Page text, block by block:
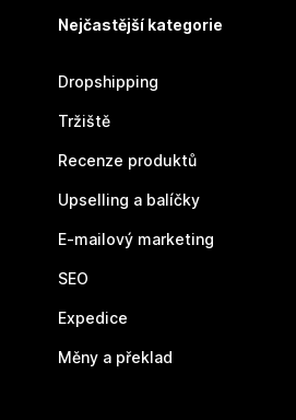
Nejčastější kategorie
Dropshipping
Tržiště
Recenze produktů
Upselling a balíčky
E-mailový marketing
SEO
Expedice
Měny a překlad